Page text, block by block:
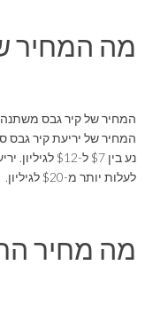
מה המחיר
המחיר של קיר גבס משתנה
נע בין $7 ל-
לעלות יותר מ-$20 לגיליון.
מה מחיר